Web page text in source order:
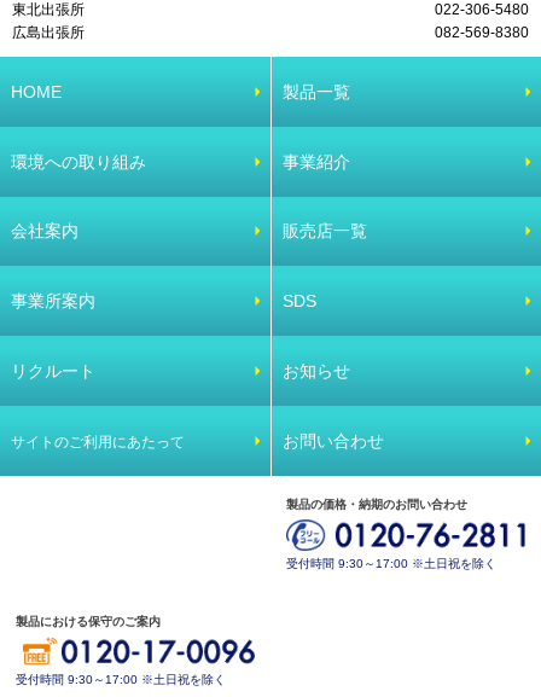
東北出張所
022-306-5480
広島出張所
082-569-8380
HOME 製品一覧
環境への取り組み 事業紹介
会社案内 販売店一覧
事業所案内 SDS
リクルート お知らせ
サイトのご利用にあたって お問い合わせ
製品の価格・納期のお問い合わせ
受付時間 9:30～17:00 ※土日祝を除く
製品における保守のご案内
受付時間 9:30～17:00 ※土日祝を除く